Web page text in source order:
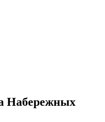
Набережных